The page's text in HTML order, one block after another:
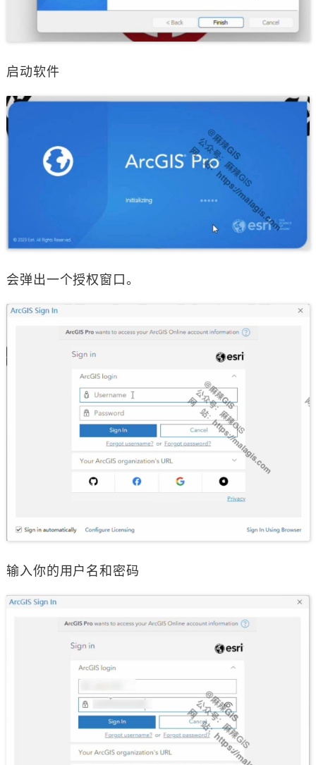
启动软件
会弹出一个授权窗口。
输入你的用户名和密码